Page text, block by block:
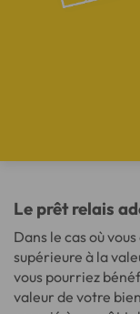
Le prêt relais
Dans le cas où
supérieure à la
vous pourriez
valeur de votre